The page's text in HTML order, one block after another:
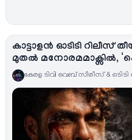
കാട്ടാളൻ ഓടിടി റിലീസ്
മുതൽ മനോരമമാക്സിൽ,
കേരള ടിവി വെബ് സീരീസ് &